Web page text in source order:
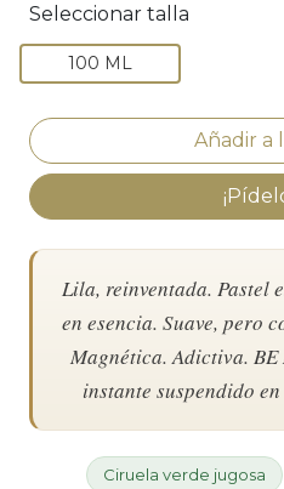
Seleccionar talla
100 ML
Lila, reinventada. Pastel
en esencia. Suave, pero
Magnética. Adictiva.
instante suspendido
Ciruela verde jugosa